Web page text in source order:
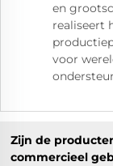
en
realiseert
voor
Zijn de
commercieel